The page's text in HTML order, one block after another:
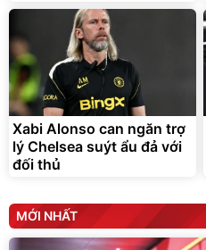
Xabi Alonso can ngăn trợ
lý Chelsea suýt ẩu đả với
đối thủ
MỚI NHẤT